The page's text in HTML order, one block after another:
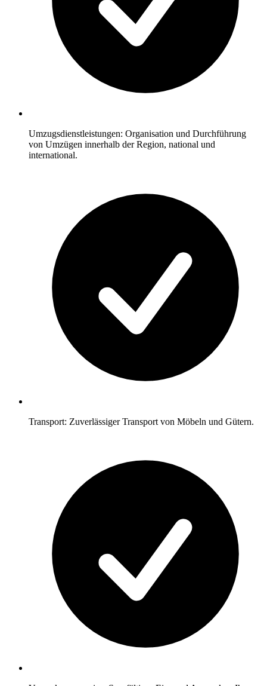
Umzugsdienstleistungen: Organisation und Durchführung
von Umzügen innerhalb der Region, national und
international.
Transport: Zuverlässiger Transport von Möbeln und Gütern.